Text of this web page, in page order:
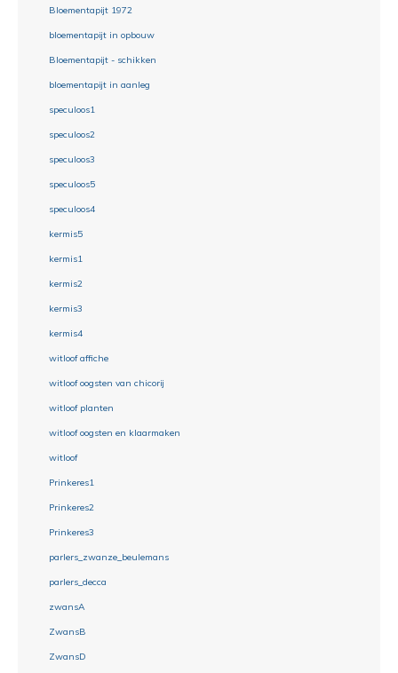
Bloementapijt 1972
bloementapijt in opbouw
Bloementapijt - schikken
bloementapijt in aanleg
speculoos1
speculoos2
speculoos3
speculoos5
speculoos4
kermis5
kermis1
kermis2
kermis3
kermis4
witloof affiche
witloof oogsten van chicorij
witloof planten
witloof oogsten en klaarmaken
witloof
Prinkeres1
Prinkeres2
Prinkeres3
parlers_zwanze_beulemans
parlers_decca
zwansA
ZwansB
ZwansD